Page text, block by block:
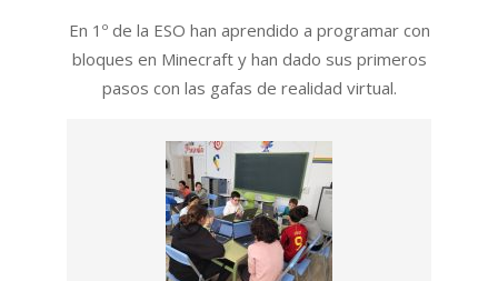
29
En 1º de la ESO han aprendido a programar con
bloques en Minecraft y han dado sus primeros
pasos con las gafas de realidad virtual.